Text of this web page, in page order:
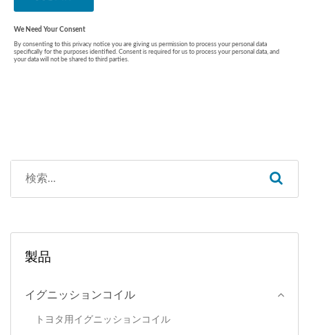
製品
イグニッションコイル
トヨタ用イグニッションコイル